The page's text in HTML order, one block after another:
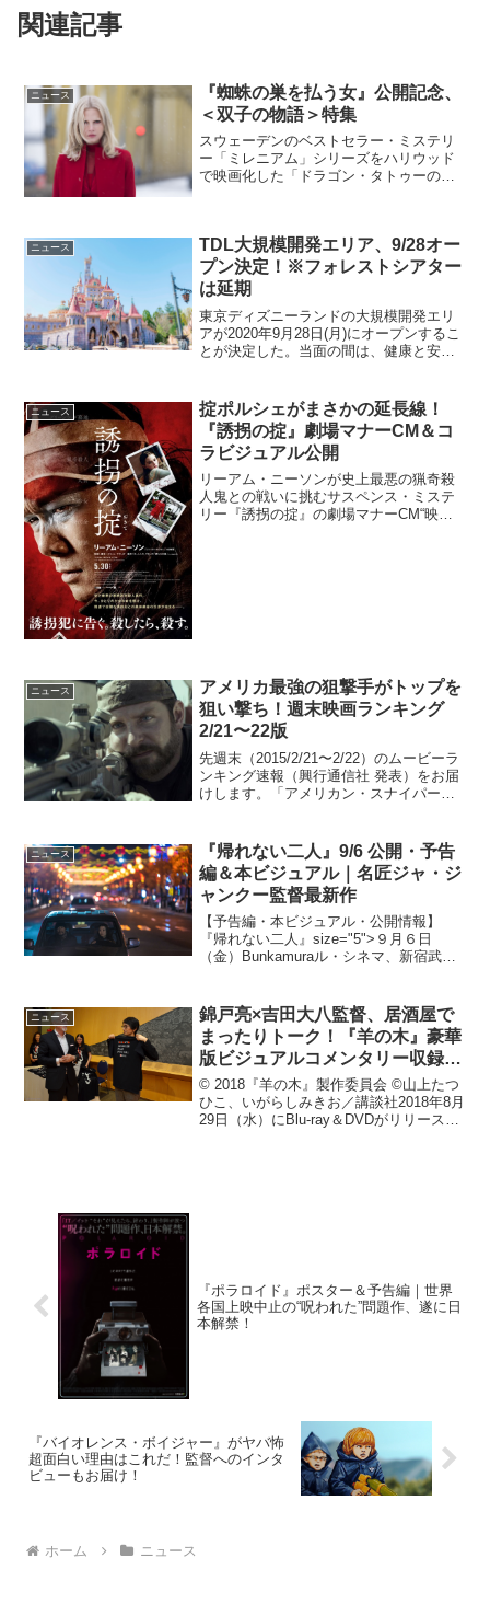
関連記事
ニュース
『蜘蛛の巣を払う女』公開記念、
＜双子の物語＞特集
スウェーデンのベストセラー・ミステリ
ー「ミレニアム」シリーズをハリウッド
で映画化した「ドラゴン・タトゥーの
を描いたこの物語の公開...
ニュース
TDL大規模開発エリア、9/28オー
プン決定！※フォレストシアター
は延期
東京ディズニーランドの大規模開発エリ
アが2020年9月28日(月)にオープンするこ
とが決定した。当面の間は、健康と安全
京ディズニーランド大規模開発は、「フ
ァンタジーラン...
ニュース
掟ポルシェがまさかの延長線！
『誘拐の掟』劇場マナーCM＆コ
ラビジュアル公開
リーアム・ニーソンが史上最悪の猟奇殺
人鬼との戦いに挑むサスペンス・ミステ
リー『誘拐の掟』の劇場マナーCM“映画
ニュース
アメリカ最強の狙撃手がトップを
狙い撃ち！週末映画ランキング
2/21〜22版
先週末（2015/2/21〜2/22）のムービーラ
ンキング速報（興行通信社 発表）をお届
けします。「アメリカン・スナイパー」
タートルズ」「映画 妖怪ウォッチ 誕生
の...
ニュース
『帰れない二人』9/6 公開・予告
編＆本ビジュアル｜名匠ジャ・ジ
ャンクー監督最新作
【予告編・本ビジュアル・公開情報】
『帰れない二人』size="5">９月６日
（金）Bunkamuraル・シネマ、新宿武蔵
式出品、中国の名匠ジャ・ジャンクー監
督最新作と...
ニュース
錦戸亮×吉田大八監督、居酒屋で
まったりトーク！『羊の木』豪華
版ビジュアルコメンタリー収録レ
ポート
© 2018『羊の木』製作委員会 ©山上たつ
ひこ、いがらしみきお／講談社2018年8月
29日（水）にBlu-ray＆DVDがリリースさ
『ポラロイド』ポスター＆予告編｜世界
各国上映中止の“呪われた”問題作、遂に日
本解禁！
『バイオレンス・ボイジャー』がヤバ怖
超面白い理由はこれだ！監督へのインタ
ビューもお届け！
ホーム ニュース